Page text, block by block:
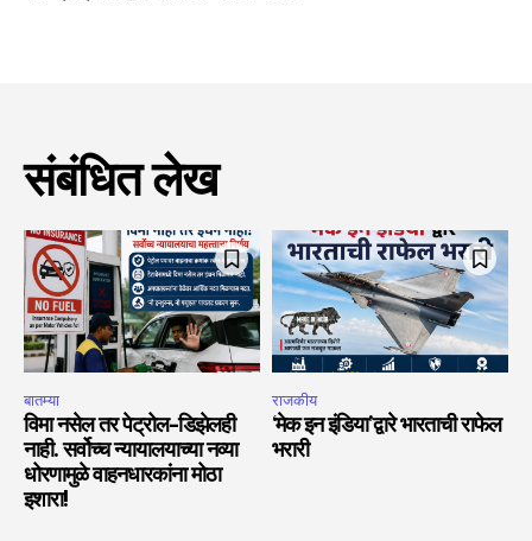
संबंधित लेख
बातम्या
विमा नसेल तर पेट्रोल-डिझेलही
नाही. सर्वोच्च न्यायालयाच्या नव्या
धोरणामुळे वाहनधारकांना मोठा
इशारा!
राजकीय
‘मेक इन इंडिया’द्वारे भारताची राफेल
भरारी